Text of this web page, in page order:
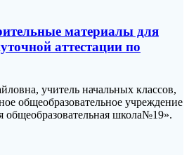
материалы для
аттестации по
учитель начальных классов,
общеобразовательное учреждение
общеобразовательная школа№19».